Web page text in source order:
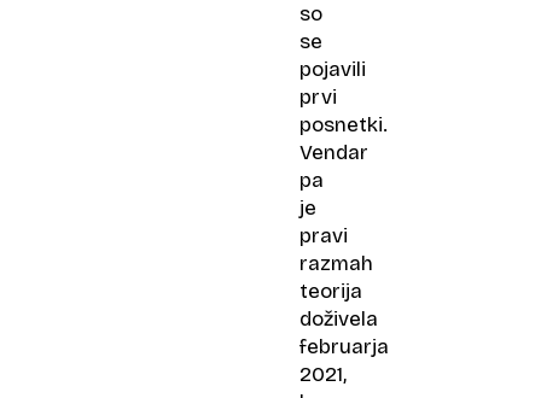
so
se
pojavili
prvi
posnetki.
Vendar
pa
je
pravi
razmah
teorija
doživela
februarja
2021,